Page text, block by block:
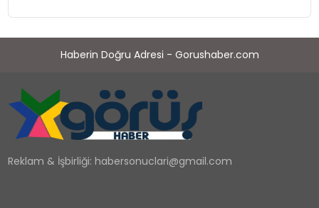
TEKNOLOJI
YAŞAM
Haberin Doğru Adresi - Gorushaber.com
Reklam & İşbirliği:habersonuclari@gmail.com